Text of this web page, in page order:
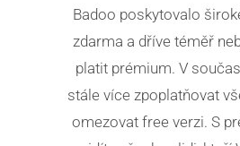
Badoo poskytovalo
zdarma a dříve téměř
platit prémium. V
stále více zpoplatňovat
omezovat free verzi. S